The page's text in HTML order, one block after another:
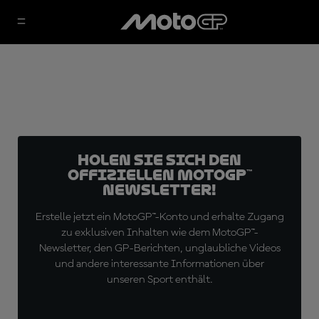
Holen Sie sich den
offiziellen MotoGP™
Newsletter!
Erstelle jetzt ein MotoGP™-Konto und erhalte Zugang
zu exklusiven Inhalten wie dem MotoGP™-
Newsletter, den GP-Berichten, unglaubliche Videos
und andere interessante Informationen über
unseren Sport enthält.